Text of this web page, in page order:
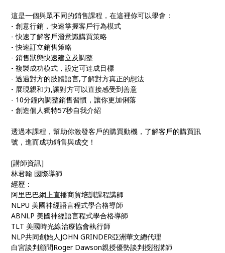
這是一個與眾不同的銷售課程，在這裡你可以學會：
- 創意行銷，快速掌握客戶行為模式
- 快速了解客戶潛意識購買策略
- 快速訂立銷售策略
- 銷售狀態快速建立及調整
- 複製成功模式，設定可達成目標
- 透過對方的肢體語言,了解對方真正的想法
- 展現親和力,讓對方可以直接感受到善意
- 10分鐘內調整銷售習慣，讓你更加俐落
- 創造個人獨特57秒自我介紹
透過本課程，幫助你激發客戶的購買動機，了解客戶的購買訊
號，進而成功銷售與成交！
[講師資訊]
林君翰 國際導師
經歷：
阿里巴巴網上直播商貿培訓課程講師
NLPU 美國神經語言程式學合格導師
ABNLP 美國神經語言程式學合格導師
TLT 美國時光線治療協會執行師
NLP共同創始人JOHN GRINDER亞洲華文總代理
白宮談判顧問Roger Dawson親授優勢談判授證講師